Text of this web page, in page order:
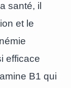
santé, il
et le
efficace
B1 qui